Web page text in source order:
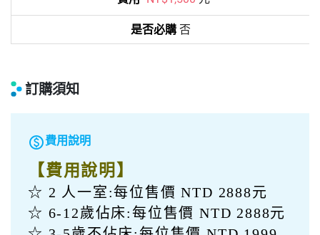
台北 east 南投 07:30 horizontal_rule 18:00
2026/11/07(六) 巴士
其他額外費用
單人房差
NT$1,500 元
否